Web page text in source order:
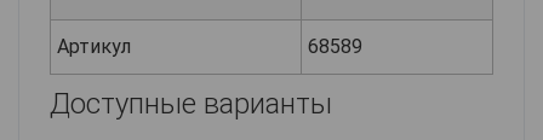
Артикул 68589
Доступные варианты